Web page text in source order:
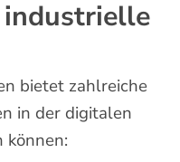
bietet zahlreiche
in der digitalen
können: